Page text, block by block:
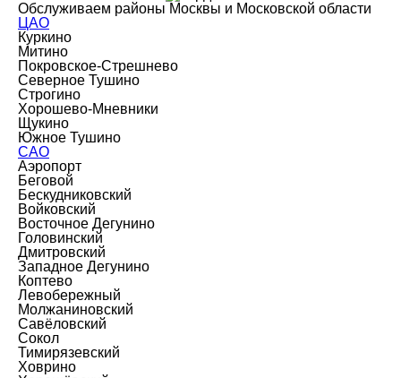
Обслуживаем районы Москвы и Московской области
ЦАО
Куркино
Митино
Покровское-Стрешнево
Северное Тушино
Строгино
Хорошево-Мневники
Щукино
Южное Тушино
САО
Аэропорт
Беговой
Бескудниковский
Войковский
Восточное Дегунино
Головинский
Дмитровский
Западное Дегунино
Коптево
Левобережный
Молжаниновский
Савёловский
Сокол
Тимирязевский
Ховрино